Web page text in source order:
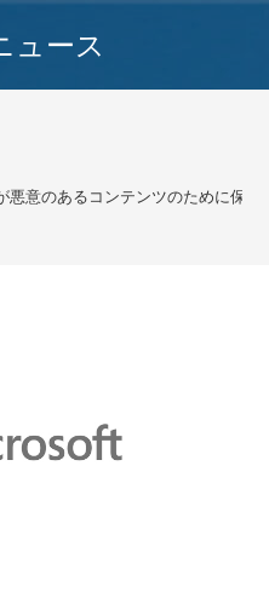
ュース
悪意のあるコンテンツのために保